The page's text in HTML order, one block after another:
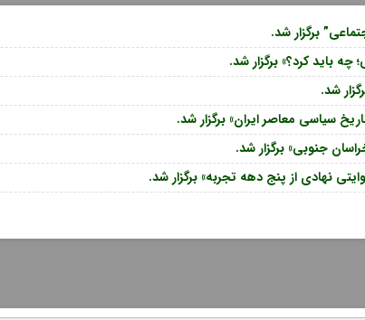
برگزار شد.
باید کرد؟» برگزار شد.
شد.
سیاسی معاصر ایران» برگزار شد.
جنوبی» برگزار شد.
نهادی از پنج دهه تجربه» برگزار شد.